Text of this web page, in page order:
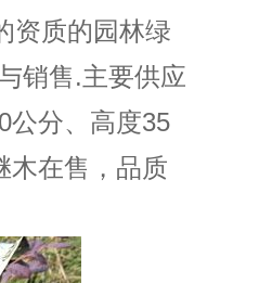
资质的园林绿
销售.主要供应
公分、高度35
木在售，品质